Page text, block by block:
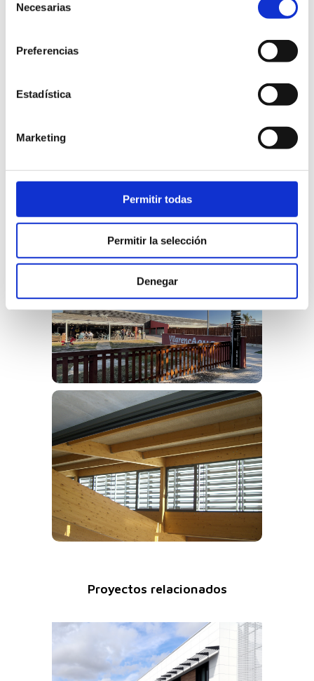
Necesarias
Preferencias
Estadística
Marketing
Permitir todas
Permitir la selección
Denegar
Proyectos relacionados